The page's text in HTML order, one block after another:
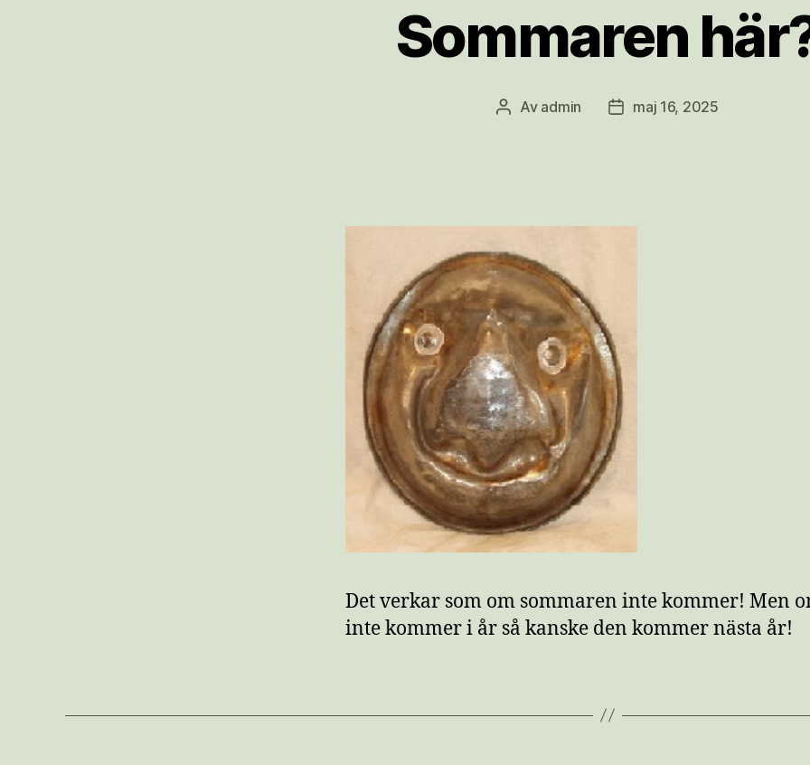
Sommaren
Inläggsförfattare
Av admin Inläggsdatum
maj 16, 2025
Det verkar som om sommaren inte kommer! Men
inte kommer i år så kanske den kommer nästa år!